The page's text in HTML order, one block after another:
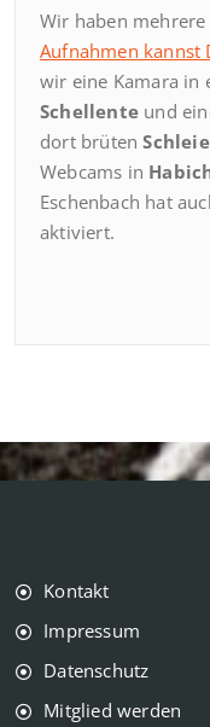
Wir haben
Aufnahmen kannst
wir eine Kamara in
Schellente und
dort brüten
Webcams in
Eschenbach hat
aktiviert.
Kontakt
Impressum
Datenschutz
Mitglied werden